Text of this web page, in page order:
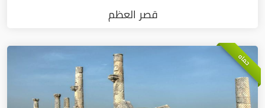
قصر العظم
حماه